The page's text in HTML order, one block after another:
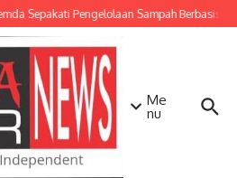
Sepakati Pengelolaan Sampah Berbasis
Me
nu